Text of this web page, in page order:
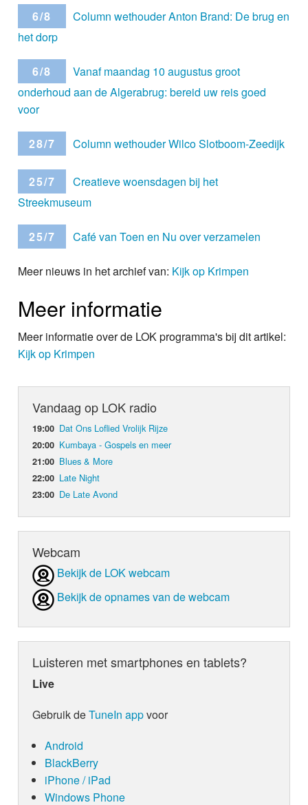
6/8
Column wethouder Anton Brand: De brug en
het dorp
6/8
Vanaf maandag 10 augustus groot
onderhoud aan de Algerabrug: bereid uw reis goed
voor
28/7 Column wethouder Wilco Slotboom-Zeedijk
25/7
Creatieve woensdagen bij het
Streekmuseum
25/7 Café van Toen en Nu over verzamelen
Meer nieuws in het archief van: Kijk op Krimpen
Meer informatie
Meer informatie over de LOK programma's bij dit artikel:
Kijk op Krimpen
Vandaag op LOK radio
19:00 Dat Ons Loflied Vrolijk Rijze
20:00 Kumbaya - Gospels en meer
21:00 Blues & More
22:00 Late Night
23:00 De Late Avond
Webcam
Bekijk de LOK webcam
Bekijk de opnames van de webcam
Luisteren met smartphones en tablets?
Live
Gebruik deTuneIn appvoor
Android
BlackBerry
iPhone / iPad
Windows Phone